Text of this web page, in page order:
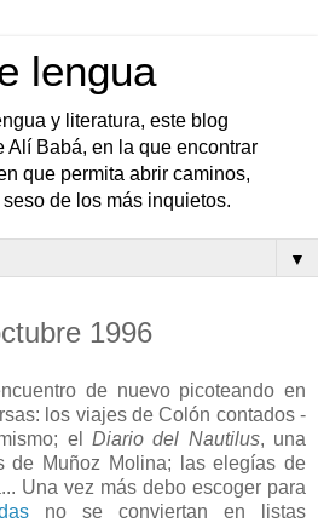
lengua
y literatura, este blog
Alí Babá, en la que encontrar
que permita abrir caminos,
de los más inquietos.
▼
1996
de nuevo picoteando en
los viajes de Colón contados -
el Diario del Nautilus, una
de Muñoz Molina; las elegías de
Una vez más debo escoger para
no se conviertan en listas